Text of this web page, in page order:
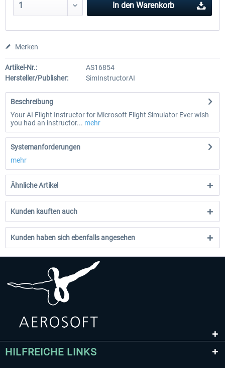
In den Warenkorb
Merken
Artikel-Nr.:
AS16854
Hersteller/Publisher:
SimInstructorAI
Beschreibung
Your AI Flight Instructor for Microsoft Flight Simulator Ever wish
you had an instructor... mehr
Systemanforderungen
mehr
Ähnliche Artikel
Kunden kauften auch
Kunden haben sich ebenfalls angesehen
HILFREICHE LINKS